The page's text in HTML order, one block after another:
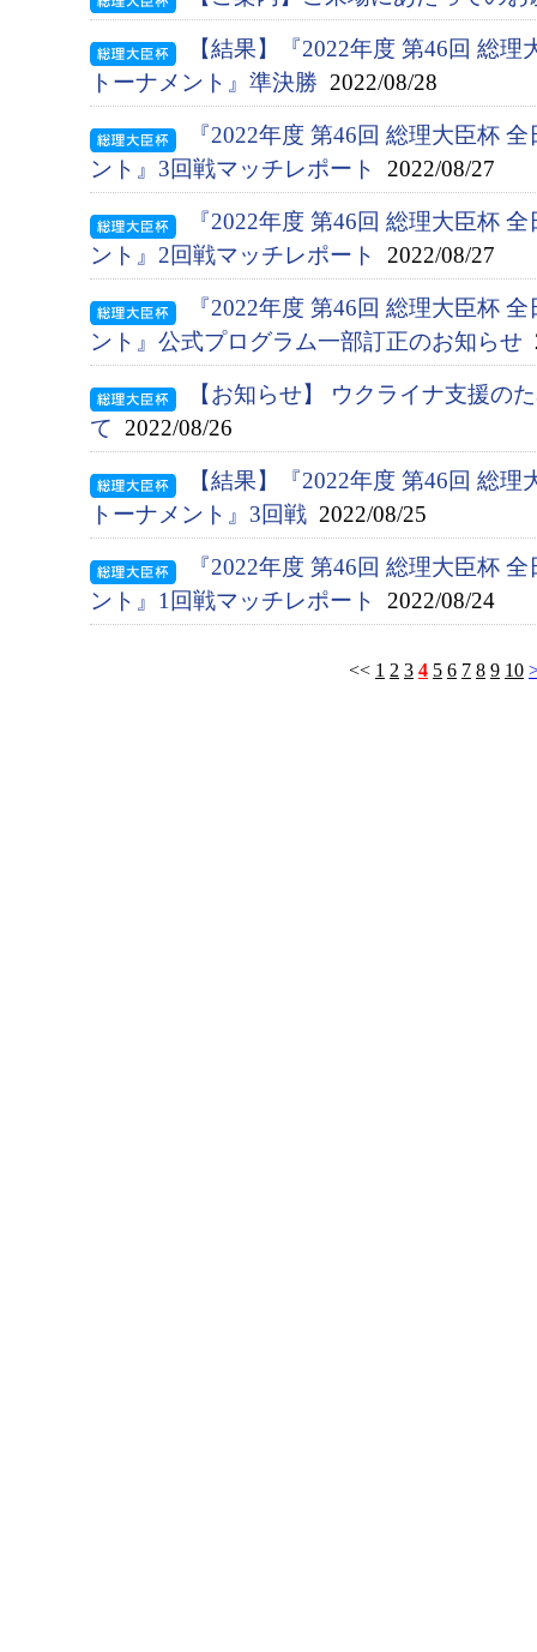
【結果】『2022年度 第46回 総
トーナメント』準決勝 2022/08/28
『2022年度 第46回 総理大臣杯
ント』3回戦マッチレポート
2022/08/27
『2022年度 第46回 総理大臣杯
ント』2回戦マッチレポート
2022/08/27
『2022年度 第46回 総理大臣杯
ント』公式プログラム一部訂正のお知らせ
【お知らせ】 ウクライナ支援の
て 2022/08/26
【結果】『2022年度 第46回 総
トーナメント』3回戦 2022/08/25
『2022年度 第46回 総理大臣杯
ント』1回戦マッチレポート
2022/08/24
<< 1 2 3 4 5 6 7 8 9 10